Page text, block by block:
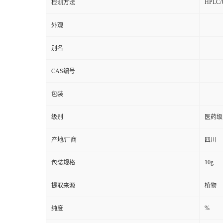
检测方法
外观
别名
CAS编号
包装
级别 医药级
产地/厂商 四川
包装规格 10g
提取来源 植物
纯度 %